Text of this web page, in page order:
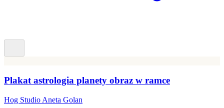
Plakat astrologia planety obraz w ramce
Hog Studio Aneta Golan